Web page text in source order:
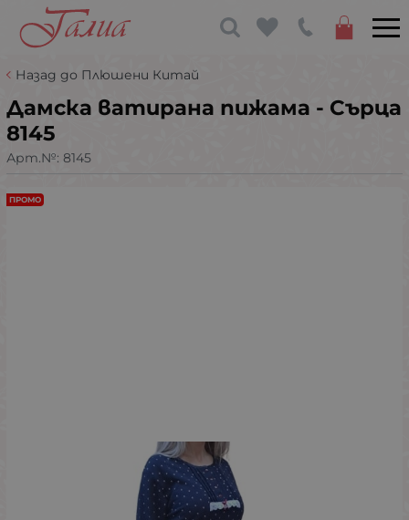
Назад до Плюшени Китай
Дамска ватирана пижама - Сърца
8145
Арт.№: 8145
ПРОМО